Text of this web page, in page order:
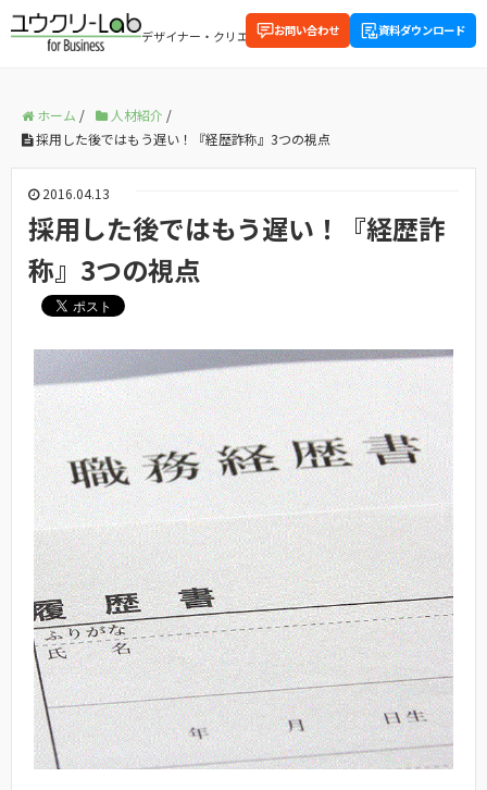
デザイナー・クリエイティブに関する企業向け情報を配信中
お問い合わせ 資料ダウンロード
ホーム / 人材紹介 /
採用した後ではもう遅い！『経歴詐称』3つの視点
2016.04.13
採用した後ではもう遅い！『経歴詐
称』3つの視点